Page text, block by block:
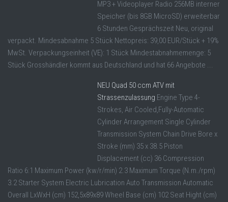
MP3 + Videoplayer Radio 256MB interner
Speicher (bis 8GB MicroSD) erweiterbar
6 Stunden Gesprächszeit Neu, original
verpackt. Mindesabnahme 5 Stück Nettopreis: 39,00 EUR/Stück + 19%
MwSt. Verpackungseinheit (VE): 1 Stück Mindestabnahmemenge: 5
Stück Grosshändler kommt aus Deutschland und hat 66 Angebote ...
NEU Quad 50 ccm ATV mit
Strassenzulassung Engine Type 4-
Strokes, Air Cooled,Fully-Automatic
Cylinder Arrangement Single Cylinder
Transmission System Chain Drive Bore x
Stroke (mm) 35 x 38.5 Piston
Displacement (cc) 36 Compression
Ratio 6:1 Maximum Power (kw/r/min) 2.3 Maximum Torque (N.m./rpm)
3.2 Starter System Electric Lubrication Auto Transmission Automatic
Overall LxWxH (cm) 152,5x89x89 Wheel Base (cm) 102 Seat Hight (cm)